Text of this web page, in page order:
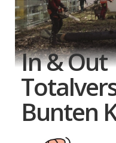
In & Out
Bunten